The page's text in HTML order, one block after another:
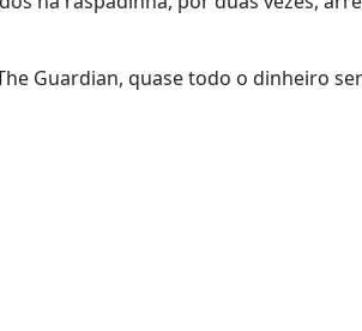
Guardian, quase todo o dinheiro